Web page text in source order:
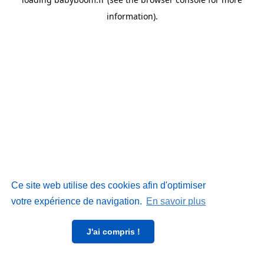
Ce site web utilise des cookies afin d'optimiser
votre expérience de navigation. En savoir plus
J'ai compris !
information).